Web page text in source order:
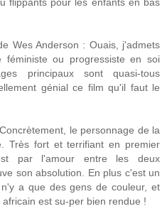
Wes Anderson : Ouais, j'admets
ou progressiste en soi
principaux sont quasi-tous
génial ce film qu'il faut le
le personnage de la
Très fort et terrifiant en premier
par l'amour entre les deux
son absolution. En plus c'est un
a que des gens de couleur, et
est su-per bien rendue !